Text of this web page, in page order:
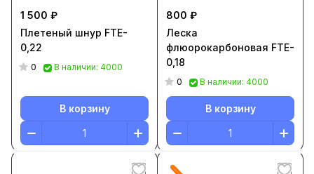
1 500 ₽
Плетеный шнур FTE-
0,22
0 В наличии: 4000
В корзину
800 ₽
Леска
флюорокарбоновая FTE-
0,18
0 В наличии: 4000
В корзину